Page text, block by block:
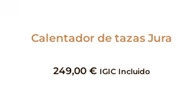
Calentador de tazas Jura
249,00 € IGIC Incluido